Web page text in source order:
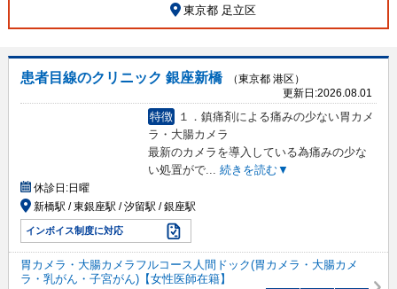
東京都 足立区
患者目線のクリニック 銀座新橋
（東京都 港区）
更新日:2026.08.01
特徴
１．鎮痛剤による痛みの少ない胃カメ
ラ・大腸カメラ
最新のカメラを導入している為痛みの少な
い処置がで... 続きを読む▼
休診日:日曜
新橋駅 / 東銀座駅 / 汐留駅 / 銀座駅
インボイス制度に対応
胃カメラ・大腸カメラフルコース人間ドック(胃カメラ・大腸カメ
ラ・乳がん・子宮がん)【女性医師在籍】